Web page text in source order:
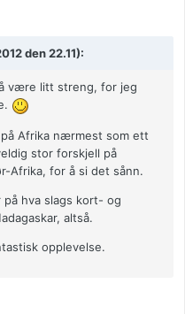
den 22.11):
være litt streng, for jeg
Afrika nærmest som ett
stor forskjell på
Afrika, for å si det sånn.
hva slags kort- og
altså.
opplevelse.